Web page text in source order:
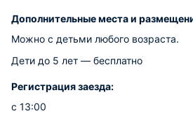
Дополнительные места и
Можно с детьми любого возраста.
Дети до 5 лет — бесплатно
Регистрация заезда:
с 13:00